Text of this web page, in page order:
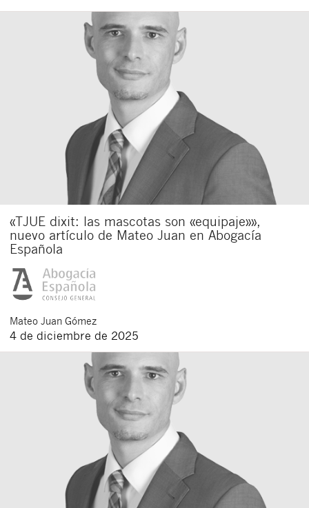
«TJUE dixit: las mascotas son «equipaje»»,
nuevo artículo de Mateo Juan en Abogacía
Española
Mateo Juan Gómez
4 de diciembre de 2025